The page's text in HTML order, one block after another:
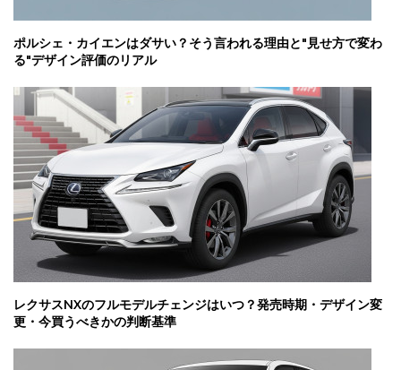
ポルシェ・カイエンはダサい？そう言われる理由と"見せ方で変わ
る"デザイン評価のリアル
レクサスNXのフルモデルチェンジはいつ？発売時期・デザイン変
更・今買うべきかの判断基準